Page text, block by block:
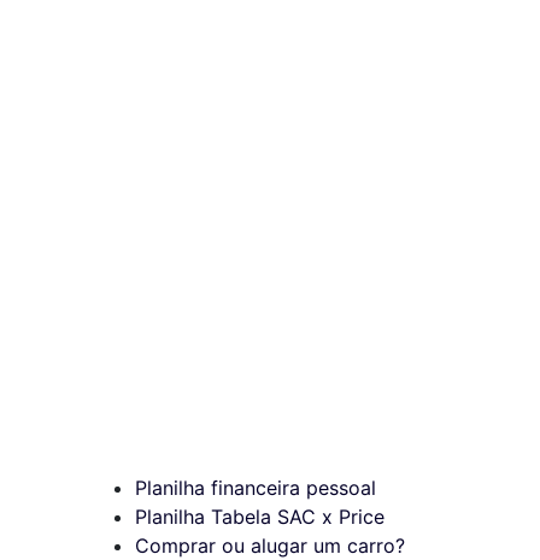
Planilha financeira pessoal
Planilha Tabela SAC x Price
Comprar ou alugar um carro?